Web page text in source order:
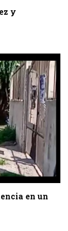
y
en un